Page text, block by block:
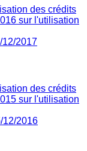
des crédits
sur l'utilisation
12/2017
des crédits
sur l'utilisation
12/2016